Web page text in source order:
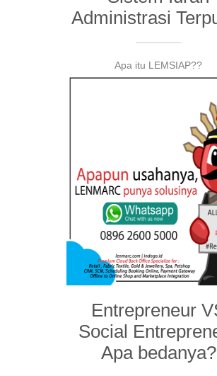
Administrasi
Apa itu LEMSIAP??
Entrepreneur
Social
Apa bedanya?